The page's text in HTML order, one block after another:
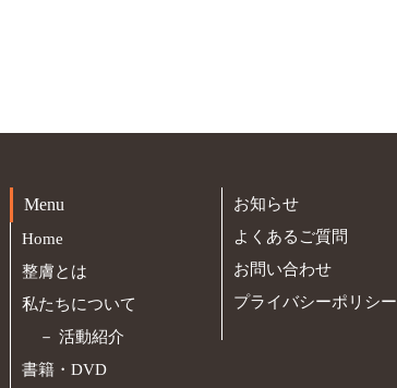
Menu
Home
整膚とは
私たちについて
－活動紹介
書籍・DVD
お知らせ
よくあるご質問
お問い合わせ
プライバシーポリシー